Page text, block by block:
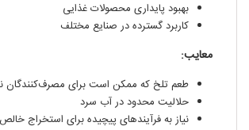
بهبود پایداری محصولات غذایی
کاربرد گسترده در صنایع مختلف
معایب:
طعم تلخ که ممکن است برای مصرف‌کنندگان
حلالیت محدود در آب سرد
نیاز به فرآیندهای پیچیده برای استخراج خالص